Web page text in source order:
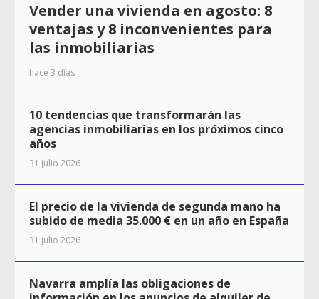
Vender una vivienda en agosto: 8
ventajas y 8 inconvenientes para
las inmobiliarias
hace 3 días
10 tendencias que transformarán las
agencias inmobiliarias en los próximos cinco
años
31 julio 2026
El precio de la vivienda de segunda mano ha
subido de media 35.000 € en un año en España
31 julio 2026
Navarra amplía las obligaciones de